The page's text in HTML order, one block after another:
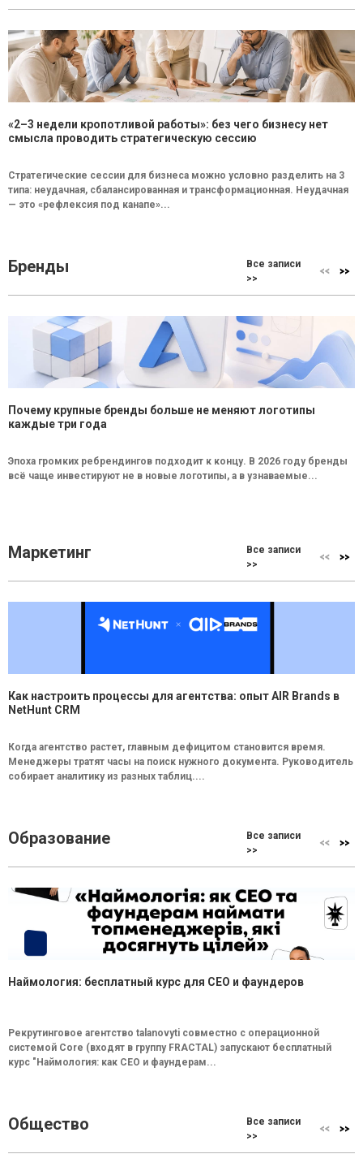
«2–3 недели кропотливой работы»: без чего бизнесу нет
смысла проводить стратегическую сессию
Стратегические сессии для бизнеса можно условно разделить на 3
типа: неудачная, сбалансированная и трансформационная. Неудачная
— это «рефлексия под канапе»...
Бренды
Все записи
>>
Почему крупные бренды больше не меняют логотипы
каждые три года
Эпоха громких ребрендингов подходит к концу. В 2026 году бренды
всё чаще инвестируют не в новые логотипы, а в узнаваемые...
Маркетинг
Все записи
>>
Как настроить процессы для агентства: опыт AIR Brands в
NetHunt CRM
Когда агентство растет, главным дефицитом становится время.
Менеджеры тратят часы на поиск нужного документа. Руководитель
собирает аналитику из разных таблиц....
Образование
Все записи
>>
Наймология: бесплатный курс для CEO и фаундеров
Рекрутинговое агентство talanovyti совместно с операционной
системой Core (входят в группу FRACTAL) запускают бесплатный
курс "Наймология: как СEO и фаундерам...
Общество
Все записи
>>